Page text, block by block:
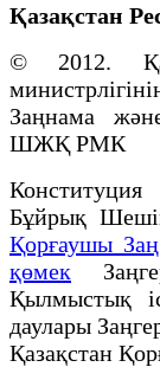
Қазақстан
© 2012.
Заңнама
ШЖҚ РМК
Конституция
Бұйрық
Қорғаушы
қөмек
Қылмыстық
даулары
Қазақстан